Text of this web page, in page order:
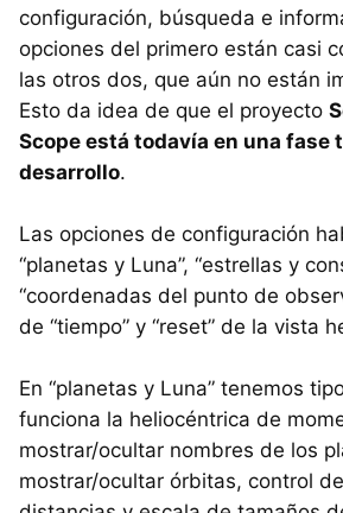
configuración, búsqueda e
opciones del primero están casi
las otros dos, que aún no están
Esto da idea de que el proyecto
Scope está todavía en una fase
desarrollo.
Las opciones de configuración
“planetas y Luna”, “estrellas y
“coordenadas del punto de
de “tiempo” y “reset” de la vista
En “planetas y Luna” tenemos
funciona la heliocéntrica de
mostrar/ocultar nombres de los
mostrar/ocultar órbitas, control